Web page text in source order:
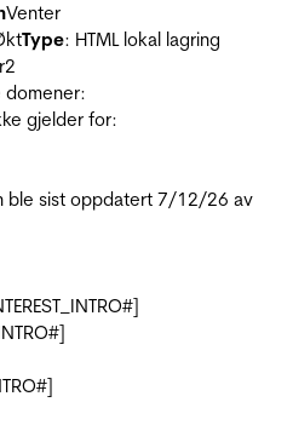
Venter
Type: HTML lokal lagring
2
domener:
gjelder for:
ble sist oppdatert 7/12/26 av